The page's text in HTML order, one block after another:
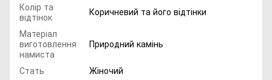
Колір та
відтінок
Коричневий та його відтінки
Матеріал
виготовлення
намиста
Природний камінь
Стать
Жіночий